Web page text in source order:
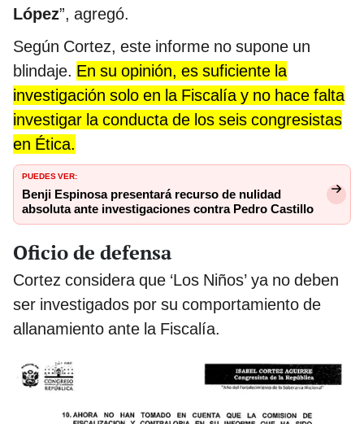
López”, agregó.
Según Cortez, este informe no supone un
blindaje. En su opinión, es suficiente la
investigación solo en la Fiscalía y no hace falta
investigar la conducta de los seis congresistas
en Ética.
PUEDES VER:
Benji Espinosa presentará recurso de nulidad
absoluta ante investigaciones contra Pedro Castillo
Oficio de defensa
Cortez considera que ‘Los Niños’ ya no deben
ser investigados por su comportamiento de
allanamiento ante la Fiscalía.